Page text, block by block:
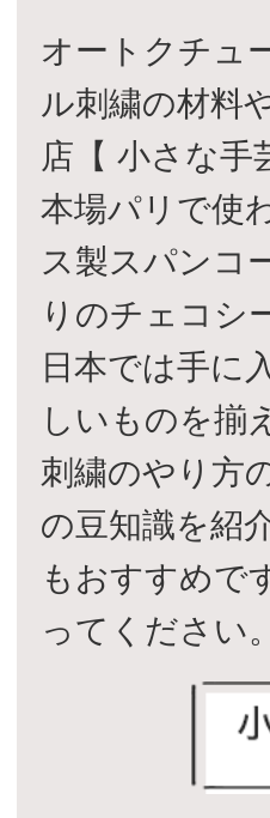
オートクチュ
ル刺繍の材料
店【 小さな手
本場パリで使
ス製スパンコ
りのチェコシ
日本では手に
しいものを揃
刺繍のやり方
の豆知識を紹
もおすすめで
ってください。